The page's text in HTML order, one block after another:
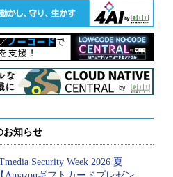
お知らせ
Security Week 2026 夏